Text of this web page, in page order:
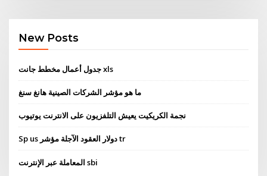
New Posts
جدول أعمال مخطط جانت xls
ما هو مؤشر الشركات الصينية هانغ سنغ
نجمة الكريكيت يعيش التلفزيون على الانترنت يوتيوب
Sp us دولار العقود الآجلة مؤشر tr
المعاملة عبر الإنترنت sbi